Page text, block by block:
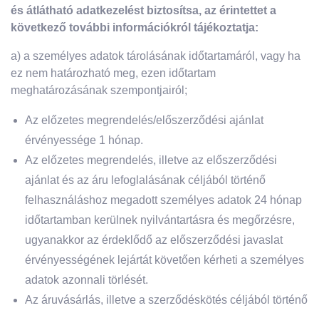
és átlátható adatkezelést biztosítsa, az érintettet a
következő további információkról tájékoztatja:
a) a személyes adatok tárolásának időtartamáról, vagy ha
ez nem határozható meg, ezen időtartam
meghatározásának szempontjairól;
Az előzetes megrendelés/előszerződési ajánlat
érvényessége 1 hónap.
Az előzetes megrendelés, illetve az előszerződési
ajánlat és az áru lefoglalásának céljából történő
felhasználáshoz megadott személyes adatok 24 hónap
időtartamban kerülnek nyilvántartásra és megőrzésre,
ugyanakkor az érdeklődő az előszerződési javaslat
érvényességének lejártát követően kérheti a személyes
adatok azonnali törlését.
Az áruvásárlás, illetve a szerződéskötés céljából történő